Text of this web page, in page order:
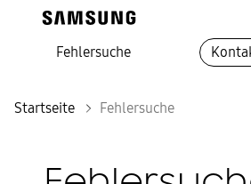
Fehlersuche
Startseite Fehlersuche